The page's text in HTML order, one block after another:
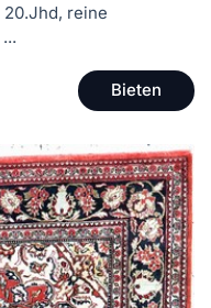
20.Jhd, reine
Bieten